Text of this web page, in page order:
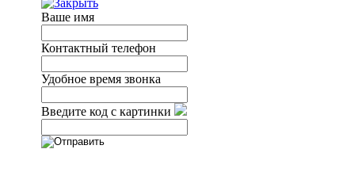
Ваше имя
Контактный телефон
Удобное время звонка
Введите код с картинки